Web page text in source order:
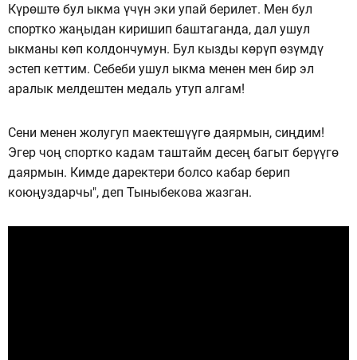
Күрөштө бул ыкма үчүн эки упай берилет. Мен бул
спортко жаңыдан киришип баштаганда, дал ушул
ыкманы көп колдончумун. Бул кызды көрүп өзүмдү
эстеп кеттим. Себеби ушул ыкма менен мен бир эл
аралык мелдештен медаль утуп алгам!
Сени менен жолугуп маектешүүгө даярмын, сиңдим!
Эгер чоң спортко кадам таштайм десең багыт берүүгө
даярмын. Кимде даректери болсо кабар берип
коюңуздарчы", деп Тыныбекова жазган.